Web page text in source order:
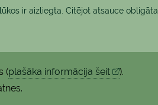
ir aizliegta. Citējot atsauce obligāta.
(plašāka informācija šeit
).